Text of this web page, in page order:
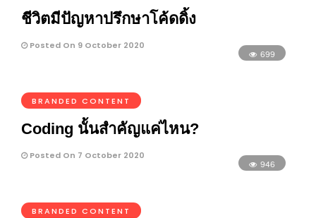
ชีวิตมีปัญหาปรึกษาโค้ดดิ้ง
Posted On 9 October 2020
699
BRANDED CONTENT
Coding นั้นสำคัญแค่ไหน?
Posted On 7 October 2020
946
BRANDED CONTENT